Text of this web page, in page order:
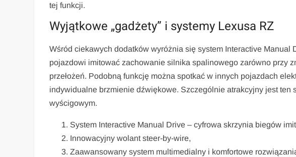
tej funkcji.
Wyjątkowe „gadżety” i systemy Lexusa RZ
Wśród ciekawych dodatków wyróżnia się system Interactive Manual
pojazdowi imitować zachowanie silnika spalinowego zarówno przy
przełożeń. Podobną funkcję można spotkać w innych pojazdach
indywidualne brzmienie dźwiękowe. Szczególnie atrakcyjny jest ten
wyścigowym.
System Interactive Manual Drive – cyfrowa skrzynia biegów
Innowacyjny wolant steer-by-wire,
Zaawansowany system multimedialny i komfortowe